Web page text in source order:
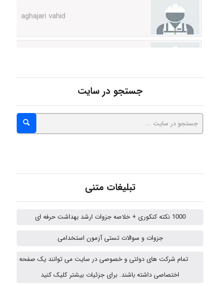
hosein abdolvand
Kati
emami
ehtesham
جستجو در سایت
تبلیغات متنی
1000 نکته کنکوری + خلاصه جزوات ارشد بهداشت حرفه ای
جزوات و سوالات تستی آزمون استخدامی
تمام شرکت های دولتی و خصوصی در سایت می توانند یک صفحه
اختصاصی داشته باشند. برای جزئیات بیشتر کلیک کنید